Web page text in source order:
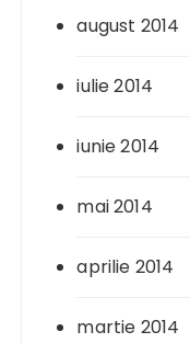
august 2014
iulie 2014
iunie 2014
mai 2014
aprilie 2014
martie 2014